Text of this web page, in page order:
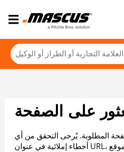
على الصفحة
المطلوبة. يُرجى التحقق من أي
أخطاء إملائية في عنوان URL، أو عرض خريطة الموقع